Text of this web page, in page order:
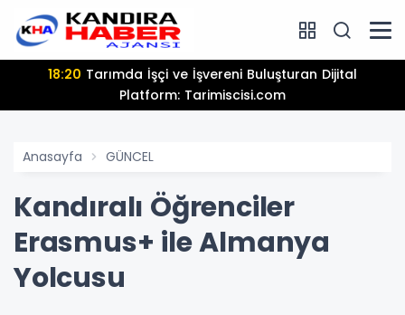
13:25 Hamiyet Elmas Son Yolculuğuna Uğurlanıyor
Anasayfa GÜNCEL
Kandıralı Öğrenciler
Erasmus+ ile Almanya
Yolcusu